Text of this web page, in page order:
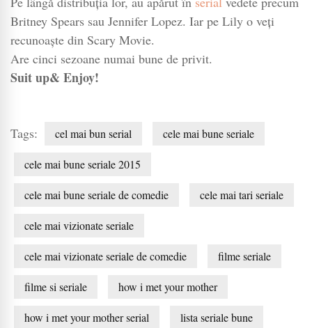
Britney Spears sau Jennifer Lopez. Iar pe Lily o veţi
recunoaşte din Scary Movie.
Are cinci sezoane numai bune de privit.
Suit up& Enjoy!
Tags: cel mai bun serial cele mai bune seriale
cele mai bune seriale 2015
cele mai bune seriale de comedie cele mai tari seriale
cele mai vizionate seriale
cele mai vizionate seriale de comedie filme seriale
filme si seriale how i met your mother
how i met your mother serial lista seriale bune